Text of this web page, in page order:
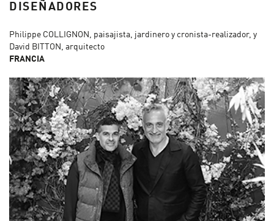
DISEÑADORES
Philippe COLLIGNON, paisajista, jardinero y cronista-realizador, y
David BITTON, arquitecto
FRANCIA